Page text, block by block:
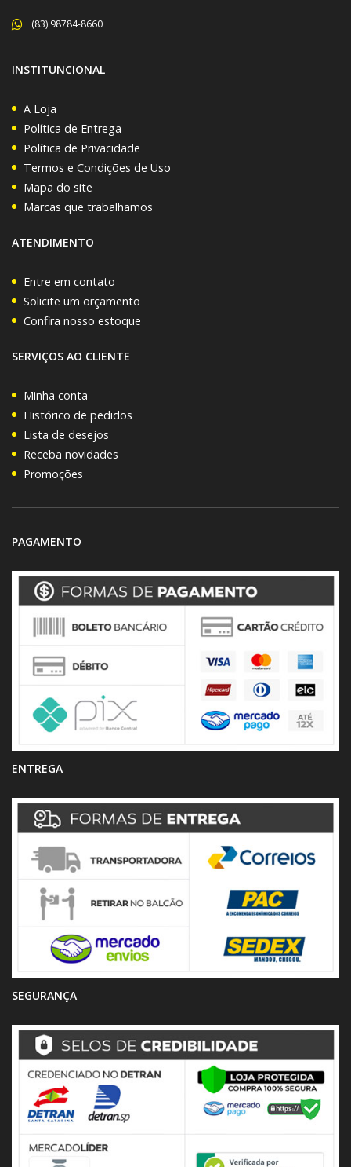
(83) 98784-8660
INSTITUNCIONAL
A Loja
Política de Entrega
Política de Privacidade
Termos e Condições de Uso
Mapa do site
Marcas que trabalhamos
ATENDIMENTO
Entre em contato
Solicite um orçamento
Confira nosso estoque
SERVIÇOS AO CLIENTE
Minha conta
Histórico de pedidos
Lista de desejos
Receba novidades
Promoções
PAGAMENTO
ENTREGA
SEGURANÇA